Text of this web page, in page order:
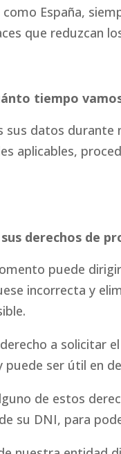
España,
que reduzcan
tiempo
sus datos durante
aplicables,
sus derechos de
puede
incorrecta y
a solicitar
puede ser útil en
de estos
su DNI, para